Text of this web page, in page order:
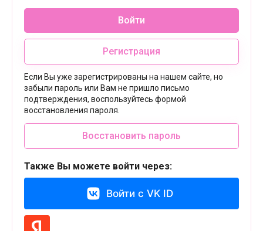
Войти
Регистрация
Если Вы уже зарегистрированы на нашем сайте, но
забыли пароль или Вам не пришло письмо
подтверждения, воспользуйтесь формой
восстановления пароля.
Восстановить пароль
Также Вы можете войти через:
Войти с VK ID